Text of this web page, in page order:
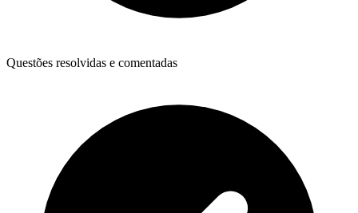
Questões resolvidas e comentadas